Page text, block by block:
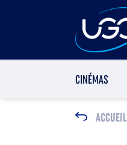
CINÉMAS
ACCUEIL